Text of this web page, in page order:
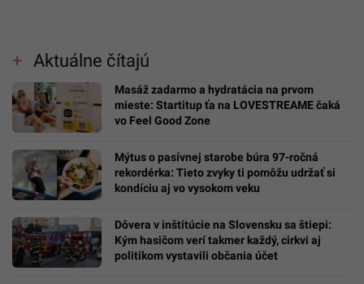
Aktuálne čítajú
Masáž zadarmo a hydratácia na prvom
mieste: Startitup ťa na LOVESTREAME čaká
vo Feel Good Zone
Mýtus o pasívnej starobe búra 97-ročná
rekordérka: Tieto zvyky ti pomôžu udržať si
kondíciu aj vo vysokom veku
Dôvera v inštitúcie na Slovensku sa štiepi:
Kým hasičom verí takmer každý, cirkvi aj
politikom vystavili občania účet